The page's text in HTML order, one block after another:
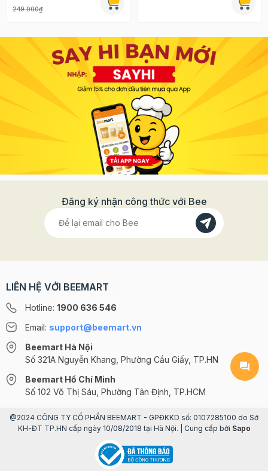
249.000₫
Đăng ký nhận công thức với Bee
LIÊN HỆ VỚI BEEMART
Hotline: 1900 636 546
Email: support@beemart.vn
Beemart Hà Nội
Số 321A Nguyễn Khang, Phường Cầu Giấy, TP.HN
Beemart Hồ Chí Minh
Số 102 Võ Thị Sáu, Phường Tân Định, TP.HCM
@2024 CÔNG TY CỔ PHẦN BEEMART - GPĐKKD số: 0107285100 do Sở
KH-ĐT TP.HN cấp ngày 10/08/2018 tại Hà Nội. | Cung cấp bởi Sapo